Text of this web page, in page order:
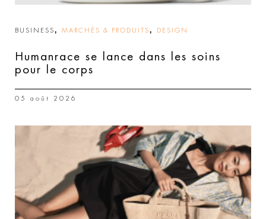
BUSINESS, MARCHÉS & PRODUITS, DESIGN
Humanrace se lance dans les soins
pour le corps
05 août 2026